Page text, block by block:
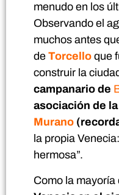
menudo en los
Observando el
muchos antes
de Torcello que
construir la
campanario de
asociación de
Murano
la propia
hermosa”.
Como la